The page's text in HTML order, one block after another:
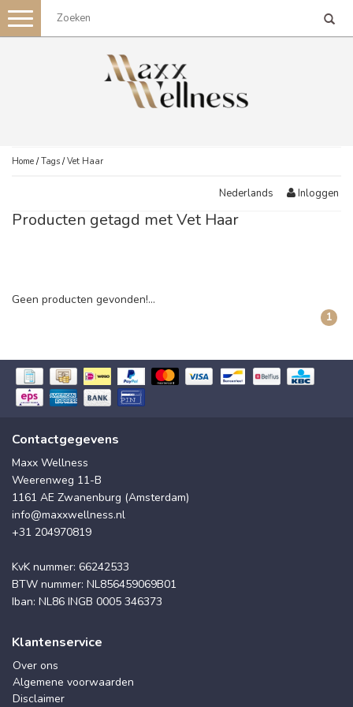
Toggle
navigation
Home /Tags /Vet Haar
Nederlands Inloggen
Producten getagd met Vet Haar
Geen producten gevonden!...
1
Contactgegevens
Maxx Wellness
Weerenweg 11-B
1161 AE Zwanenburg (Amsterdam)
info@maxxwellness.nl
+31 204970819
KvK nummer: 66242533
BTW nummer: NL856459069B01
Iban: NL86 INGB 0005 346373
Klantenservice
Over ons
Algemene voorwaarden
Disclaimer